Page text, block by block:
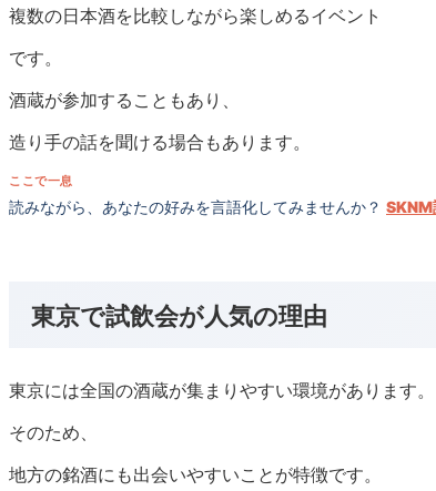
複数の日本酒を比較しながら楽しめるイベント
です。
酒蔵が参加することもあり、
造り手の話を聞ける場合もあります。
ここで一息
読みながら、あなたの好みを言語化してみませんか？ SKNM
東京で試飲会が人気の理由
東京には全国の酒蔵が集まりやすい環境があります。
そのため、
地方の銘酒にも出会いやすいことが特徴です。